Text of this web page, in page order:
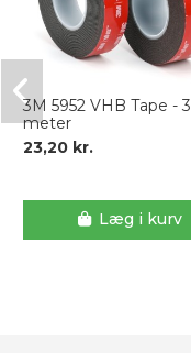
3M 5952 VHB Tape - 3
meter
23,20 kr.
Læg i kurv